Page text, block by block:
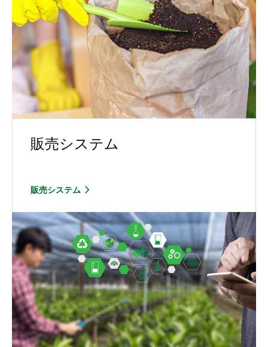
販売システム
販売システム